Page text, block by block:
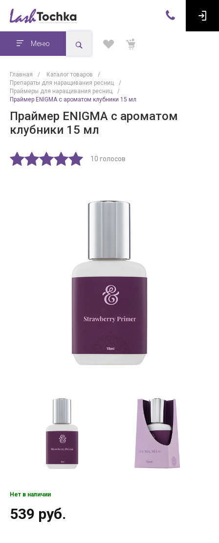
Меню
Главная / Каталог товаров
/
Препараты для наращивания ресниц
/
Праймеры для наращивания ресниц
/
Праймер ENIGMA с ароматом клубники 15 мл
Праймер ENIGMA с ароматом
клубники 15 мл
10 голосов
Нет в наличии
539 руб.